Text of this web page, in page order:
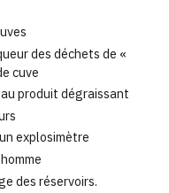
des déchets de «
cuve
produit dégraissant
explosimètre
des réservoirs.